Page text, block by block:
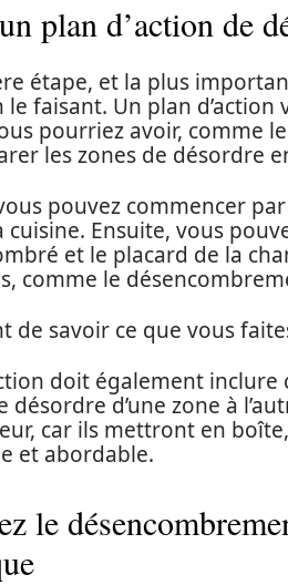
plan d’action de
étape, et la plus
faisant. Un plan
pourriez avoir, comme
les zones de désordre
pouvez commencer
Ensuite, vous
et le placard de la
comme le
de savoir ce que vous
doit également
désordre d’une zone à
car ils mettront en
et abordable.
le